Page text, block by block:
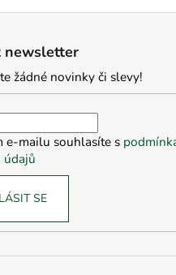
newsletter
žádné novinky či slevy!
e-mailu souhlasíte s
údajů
SE